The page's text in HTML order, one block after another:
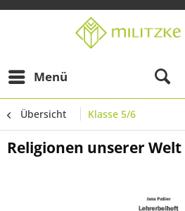
Menü
Übersicht Klasse 5/6
Religionen unserer Welt